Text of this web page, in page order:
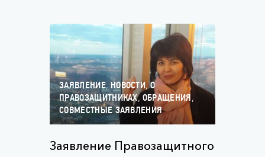
ЗАЯВЛЕНИЕ,НОВОСТИ,О
ПРАВОЗАЩИТНИКАХ, ОБРАЩЕНИЯ,
СОВМЕСТНЫЕ ЗАЯВЛЕНИЯ
Заявление Правозащитного